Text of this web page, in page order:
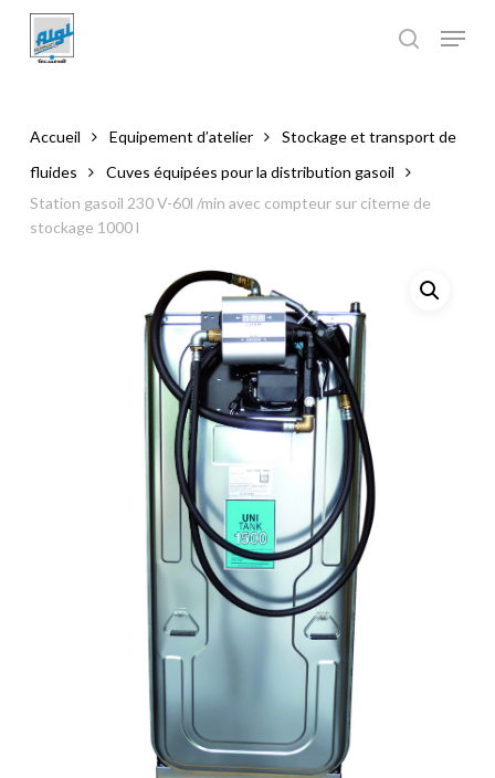
main
Accueil Equipement d’atelier
Stockage et transport de
fluides
Cuves équipées pour la distribution gasoil
Station gasoil 230 V-60l /min avec compteur sur citerne de
stockage 1000 l